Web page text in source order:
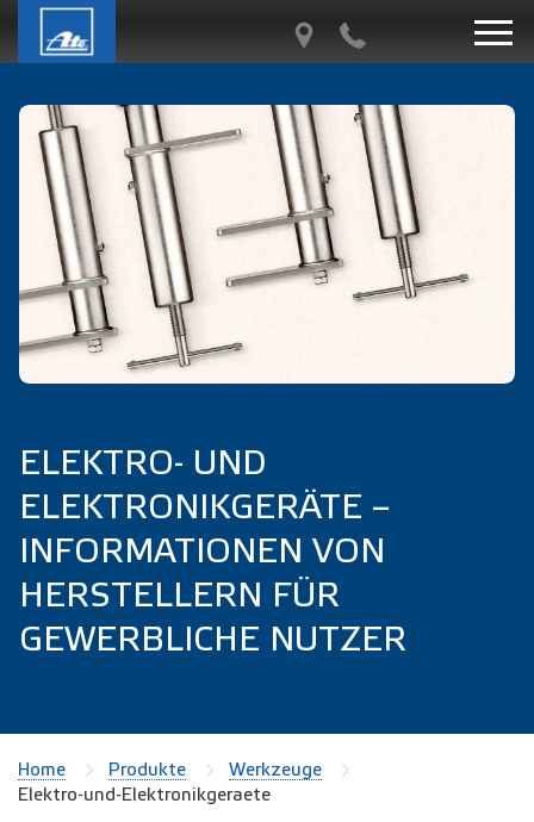
ELEKTRO- UND
ELEKTRONIKGERÄTE –
INFORMATIONEN VON
HERSTELLERN FÜR
GEWERBLICHE NUTZER
Home Produkte
Werkzeuge
Elektro-und-Elektronikgeraete